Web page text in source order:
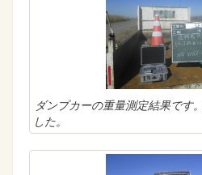
ダンプカーの重量測定結果です
した。